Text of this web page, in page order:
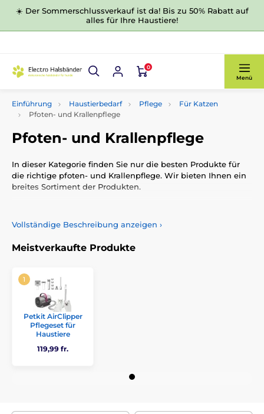
☀️ Der Sommerschlussverkauf ist da! Bis zu 50% Rabatt auf
alles für Ihre Haustiere!
0
Menü
Einführung Haustierbedarf Pflege
Für Katzen
Pfoten- und Krallenpflege
Pfoten- und Krallenpflege
In dieser Kategorie finden Sie nur die besten Produkte für
die richtige pfoten- und Krallenpflege. Wir bieten Ihnen ein
breites Sortiment der Produkten.
Vollständige Beschreibung anzeigen ›
Meistverkaufte Produkte
Petkit AirClipper
Pflegeset für
Haustiere
119,99 fr.